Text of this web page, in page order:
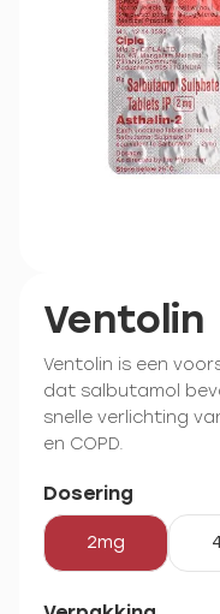
Ventolin
Ventolin is een
dat salbutamol
snelle verlichting
en COPD.
Dosering
2mg